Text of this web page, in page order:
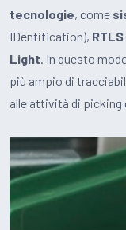
tecnologie, come
IDentification), RTLS
Light . In questo
più ampio di
alle attività di picking